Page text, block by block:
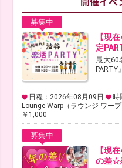
募集中
【現
定
最大60
PARTY
日程：2026年08月09日 時
Lounge Warp（ラウンジ ワープ
￥1,000
募集中
【現
の差☆